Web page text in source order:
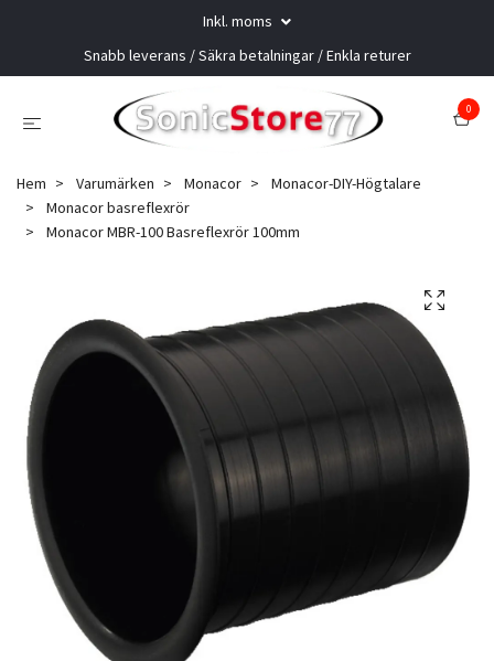
Inkl. moms
Snabb leverans / Säkra betalningar / Enkla returer
0
Hem Varumärken Monacor
Monacor-DIY-Högtalare
Monacor basreflexrör
Monacor MBR-100 Basreflexrör 100mm